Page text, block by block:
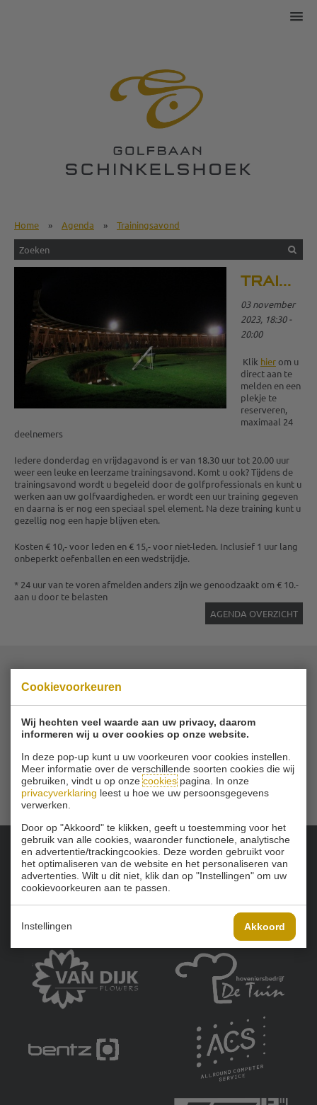
Cookievoorkeuren
Wij hechten veel waarde aan uw privacy, daarom
informeren wij u over cookies op onze website.
In deze pop-up kunt u uw voorkeuren voor cookies instellen.
Meer informatie over de verschillende soorten cookies die wij
gebruiken, vindt u op onzecookiespagina. In onze
privacyverklaring leest u hoe we uw persoonsgegevens
verwerken.
Door op "Akkoord" te klikken, geeft u toestemming voor het
gebruik van alle cookies, waaronder functionele, analytische
en advertentie/trackingcookies. Deze worden gebruikt voor
het optimaliseren van de website en het personaliseren van
advertenties. Wilt u dit niet, klik dan op "Instellingen" om uw
cookievoorkeuren aan te passen.
Instellingen Akkoord
Home » Agenda » Trainingsavond
TRAININGSAVOND
03 november
2023, 18:30 -
20:00
Klik hierom u
direct aan te
melden en een
plekje te
reserveren,
maximaal 24
deelnemers
Iedere donderdag en vrijdagavond is er van 18.30 uur tot 20.00 uur
weer een leuke en leerzame trainingsavond. Komt u ook? Tijdens de
trainingsavond wordt u begeleid door de golfprofessionals en kunt u
werken aan uw golfvaardigheden. er wordt een uur training gegeven
en daarna is er nog een speciaal spel element. Na deze training kunt u
gezellig nog een hapje blijven eten.
Kosten € 10,- voor leden en € 15,- voor niet-leden. Inclusief 1 uur lang
onbeperkt oefenballen en een wedstrijdje.
* 24 uur van te voren afmelden anders zijn we genoodzaakt om € 10.-
aan u door te belasten
AGENDA OVERZICHT
© 2026 Golfbaan Schinkelshoek
Zuidbuurt 79 - 3132 KA Vlaardingen|
010 - 460 21 39
Email info@golfbaanschinkelshoek.nl
Onze sponsoren: